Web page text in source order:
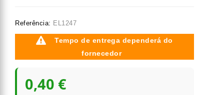
Referência: EL1247
Tempo de entrega dependerá do
fornecedor
0,40 €